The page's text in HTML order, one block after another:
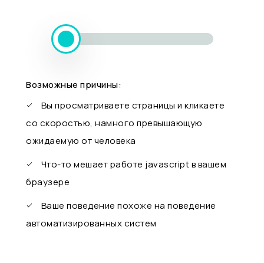
Возможные причины:
Вы просматриваете страницы и кликаете
со скоростью, намного превышающую
ожидаемую от человека
Что-то мешает работе javascript в вашем
браузере
Ваше поведение похоже на поведение
автоматизированных систем